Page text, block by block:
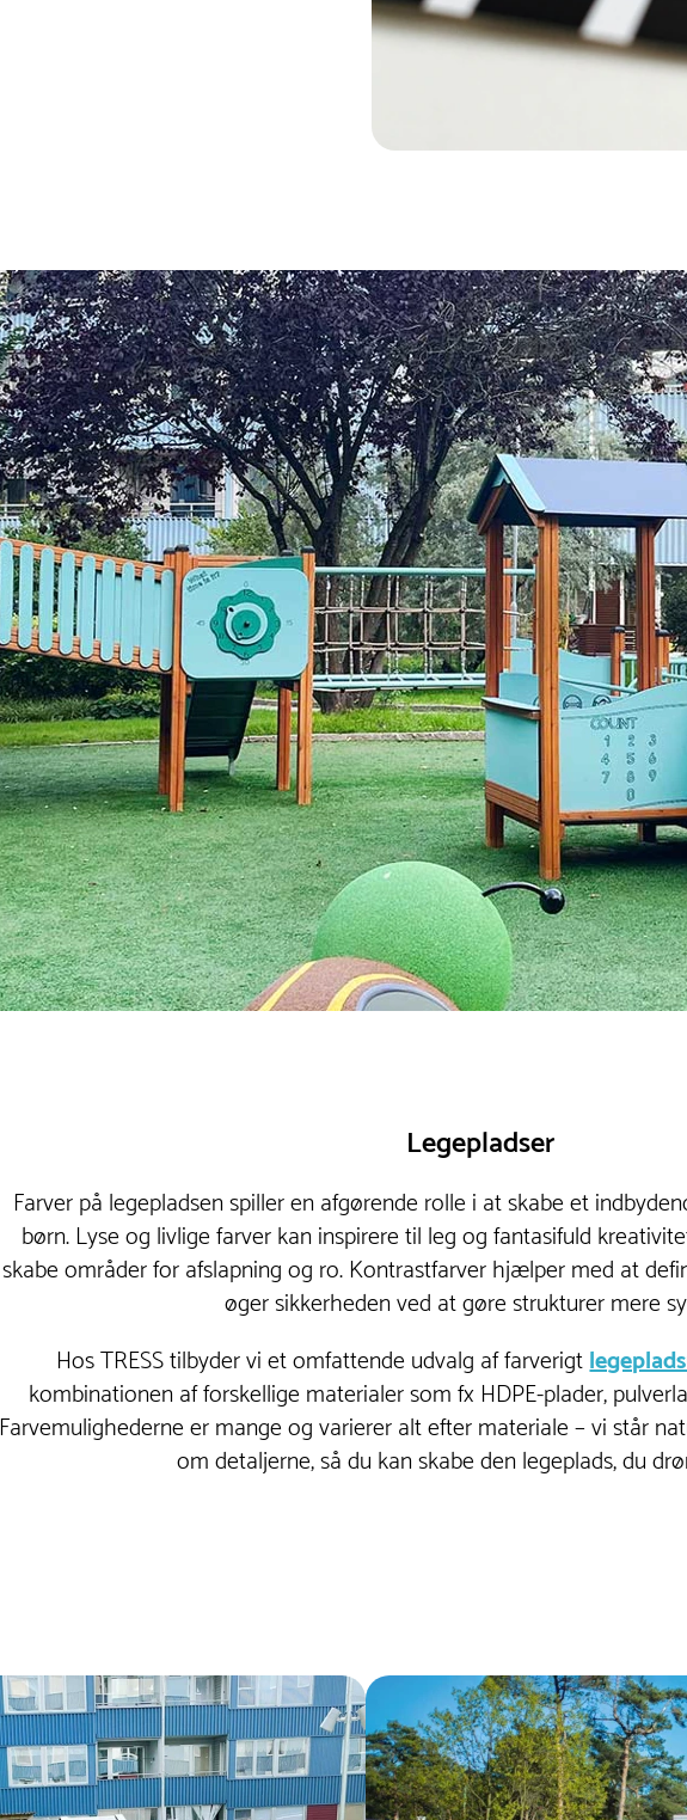
Legepladser
Farver på legepladsen spiller en afgørende rolle i at skabe et
børn. Lyse og livlige farver kan inspirere til leg og fantasifuld
skabe områder for afslapning og ro. Kontrastfarver hjælper med at
øger sikkerheden ved at gøre strukturer mere
Hos TRESS tilbyder vi et omfattende udvalg af farverigt
kombinationen af forskellige materialer som fx HDPE-plader,
Farvemulighederne er mange og varierer alt efter materiale – vi står
om detaljerne, så du kan skabe den legeplads, du